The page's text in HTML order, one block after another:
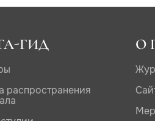
ГИД
распространения
О